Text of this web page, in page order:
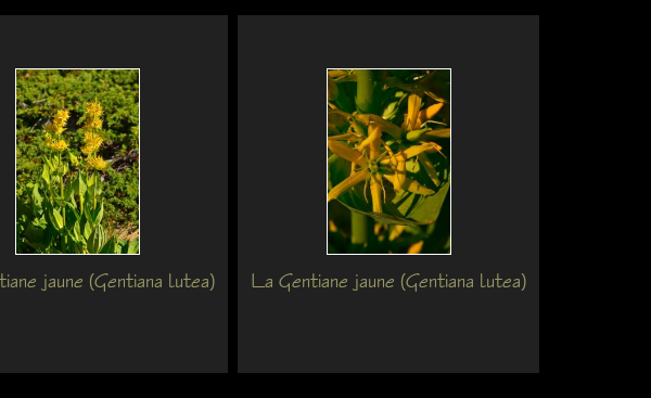
jaune (Gentiana lutea) La Gentiane jaune (Gentiana lutea)